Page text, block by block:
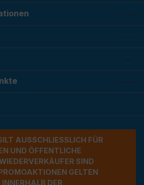
AUSSCHLIESSLICH FÜR G
UND ÖFFENTLICHE A
SIND A
GELTEN A
DER BU